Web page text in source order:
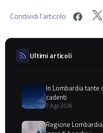
Condividi l'articolo:
Ultimi articoli
In Lombardia tante
cadenti
7 Ago 2026
Regione